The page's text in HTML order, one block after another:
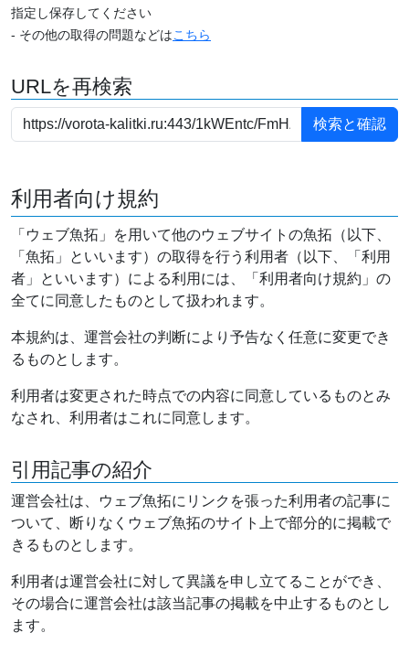
指定し保存してください
- その他の取得の問題などはこちら
URLを再検索
利用者向け規約
「ウェブ魚拓」を用いて他のウェブサイトの魚拓（以下、
「魚拓」といいます）の取得を行う利用者（以下、「利用
者」といいます）による利用には、「利用者向け規約」の
全てに同意したものとして扱われます。
本規約は、運営会社の判断により予告なく任意に変更でき
るものとします。
利用者は変更された時点での内容に同意しているものとみ
なされ、利用者はこれに同意します。
引用記事の紹介
運営会社は、ウェブ魚拓にリンクを張った利用者の記事に
ついて、断りなくウェブ魚拓のサイト上で部分的に掲載で
きるものとします。
利用者は運営会社に対して異議を申し立てることができ、
その場合に運営会社は該当記事の掲載を中止するものとし
ます。